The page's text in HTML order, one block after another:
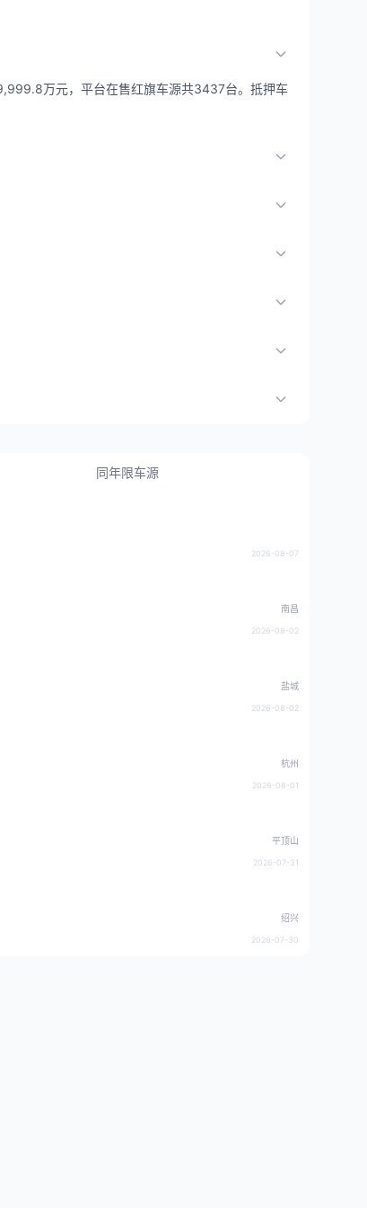
万元，平台在售红旗车源共3437台。抵押车
同年限车源
2026-08-07
南昌
2026-08-02
盐城
2026-08-02
杭州
2026-08-01
平顶山
2026-07-31
绍兴
2026-07-30